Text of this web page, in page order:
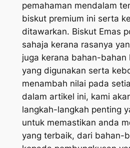
pemahaman mendalam
biskut premium ini serta
ditawarkan. Biskut Emas
sahaja kerana rasanya
juga kerana bahan-bahan
yang digunakan serta
menambah nilai pada
dalam artikel ini, kami
langkah-langkah penting
untuk memastikan anda
yang terbaik, dari bahan-